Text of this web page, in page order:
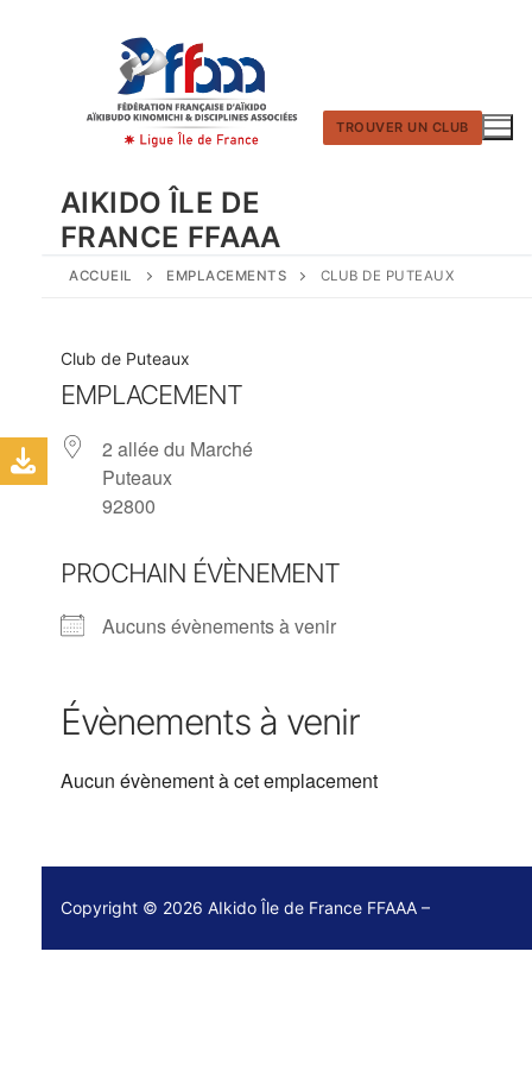
AIKIDO ÎLE DE
FRANCE FFAAA
TROUVER UN CLUB
ACCUEIL EMPLACEMENTS CLUB DE PUTEAUX
Club de Puteaux
EMPLACEMENT
2 allée du Marché
Puteaux
92800
PROCHAIN ÉVÈNEMENT
Aucuns évènements à venir
Évènements à venir
Aucun évènement à cet emplacement
Copyright © 2026 AIkido Île de France FFAAA –